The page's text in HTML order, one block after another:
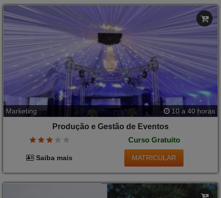
Marketing 10 a 40 horas
Produção e Gestão de Eventos
Curso Gratuito
Saiba mais MATRICULAR